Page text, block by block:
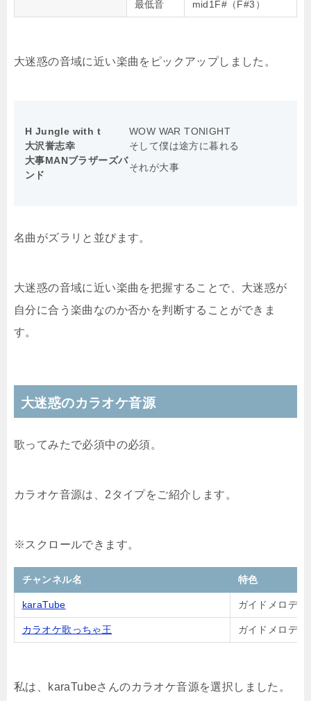
最低音 mid1F#（F#3）
大迷惑の音域に近い楽曲をピックアップしました。
H Jungle with t
WOW WAR TONIGHT
大沢誉志幸
そして僕は途方に暮れる
大事MANブラザーズバ
ンド
それが大事
名曲がズラリと並びます。
大迷惑の音域に近い楽曲を把握することで、大迷惑が
自分に合う楽曲なのか否かを判断することができま
す。
大迷惑のカラオケ音源
歌ってみたで必須中の必須。
カラオケ音源は、2タイプをご紹介します。
チャンネル名 特色
karaTube ガイドメロディ
カラオケ歌っちゃ王 ガイドメロディ
私は、karaTubeさんのカラオケ音源を選択しました。